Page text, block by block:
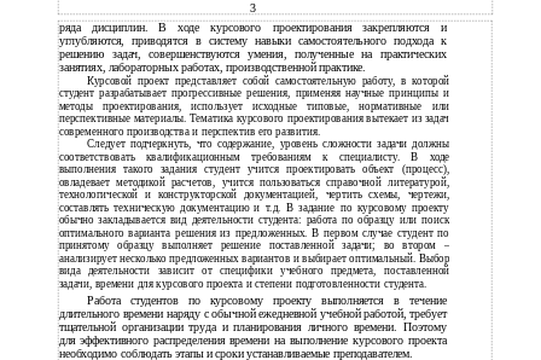
3
ряда дисциплин. В ходе курсового проектирования закрепляются и
углубляются, приводятся в систему навыки самостоятельного подхода к
решению задач, совершенствуются умения, полученные на практических
занятиях, лабораторных работах, производственной практике.
Курсовой проект представляет собой самостоятельную работу, в которой
студент разрабатывает прогрессивные решения, применяя научные принципы и
методы проектирования, использует исходные типовые, нормативные или
перспективные материалы. Тематика курсового проектирования вытекает из задач
современного производства и перспектив его развития.
Следует подчеркнуть, что содержание, уровень сложности задачи должны
соответствовать квалификационным требованиям к специалисту. В ходе
выполнения такого задания студент учится проектировать объект (процесс),
овладевает методикой расчетов, учится пользоваться справочной литературой,
технологической и конструкторской документацией, чертить схемы, чертежи,
составлять техническую документацию и т.д. В задание по курсовому проекту
обычно закладывается вид деятельности студента: работа по образцу или поиск
оптимального варианта решения из предложенных. В первом случае студент по
принятому образцу выполняет решение поставленной задачи; во втором –
анализирует несколько предложенных вариантов и выбирает оптимальный. Выбор
вида деятельности зависит от специфики учебного предмета, поставленной
задачи, времени для курсового проекта и степени подготовленности студента.
Работа студентов по курсовому проекту выполняется в течение
длительного времени наряду с обычной ежедневной учебной работой, требует
тщательной организации труда и планирования личного времени. Поэтому
для эффективного распределения времени на выполнение курсового проекта
необходимо соблюдать этапы и сроки устанавливаемые преподавателем.